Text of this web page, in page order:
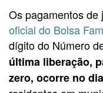
Os pagamentos de
oficial do Bolsa
dígito do Número
última liberação,
zero, ocorre no